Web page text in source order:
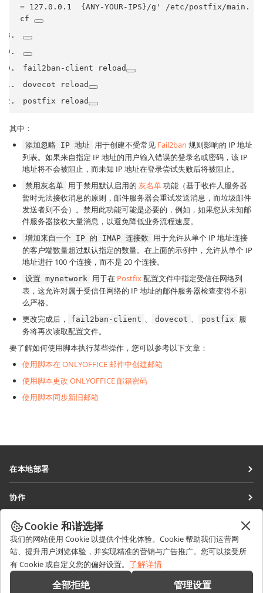
= 127.0.0.1  {ANY-YOUR-IPS}/g'
/etc/postfix/main .
cf
fail2ban - client reload
dovecot reload
postfix reload
其中：
添加忽略 IP 地址 用于创建不受常见 Fail2ban 规则影响的 IP 地址
列表。如果来自指定 IP 地址的用户输入错误的登录名或密码，该 IP
地址将不会被阻止，而未知 IP 地址在登录尝试失败后将被阻止。
禁用灰名单 用于禁用默认启用的 灰名单功能（基于收件人服务器
暂时无法接收消息的原则，邮件服务器会重试发送消息，而垃圾邮件
发送者则不会）。禁用此功能可能是必要的，例如，如果您从未知邮
件服务器接收大量消息，以避免降低业务流程速度。
增加来自一个 IP 的 IMAP 连接数 用于允许从单个 IP 地址连接
的客户端数量超过默认指定的数量。在上面的示例中，允许从单个 IP
地址进行 100 个连接，而不是 20 个连接。
设置 mynetwork 用于在 Postfix配置文件中指定受信任网络列
表，这允许对属于受信任网络的 IP 地址的邮件服务器检查变得不那
么严格。
更改完成后，
fail2ban-client 、 dovecot 、 postfix
服
务将再次读取配置文件。
要了解如何使用脚本执行某些操作，您可以参考以下文章：
使用脚本在 ONLYOFFICE 邮件中创建邮箱
使用脚本更改 ONLYOFFICE 邮箱密码
使用脚本同步新旧邮箱
在本地部署
协作空间
工作区
连接器
桌面应用程序
移动应用程序
协作
针对翻译人员
针对博主
职位空缺
获取最新资讯
博客
获取帮助
论坛
Cookie 和谐选择
我们的网站使用 Cookie 以提供个性化体验。Cookie 帮助我们运营网
站、提升用户浏览体验，并实现精准的营销与广告推广。您可以接受所
有 Cookie 或自定义您的偏好设置。 了解详情
全部拒绝 管理设置